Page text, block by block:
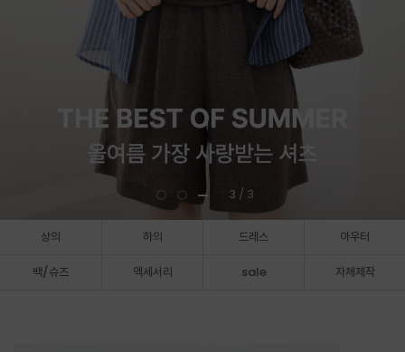
3 / 3
상의 하의 드레스 아우터
백/슈즈 액세서리 sale 자체제작